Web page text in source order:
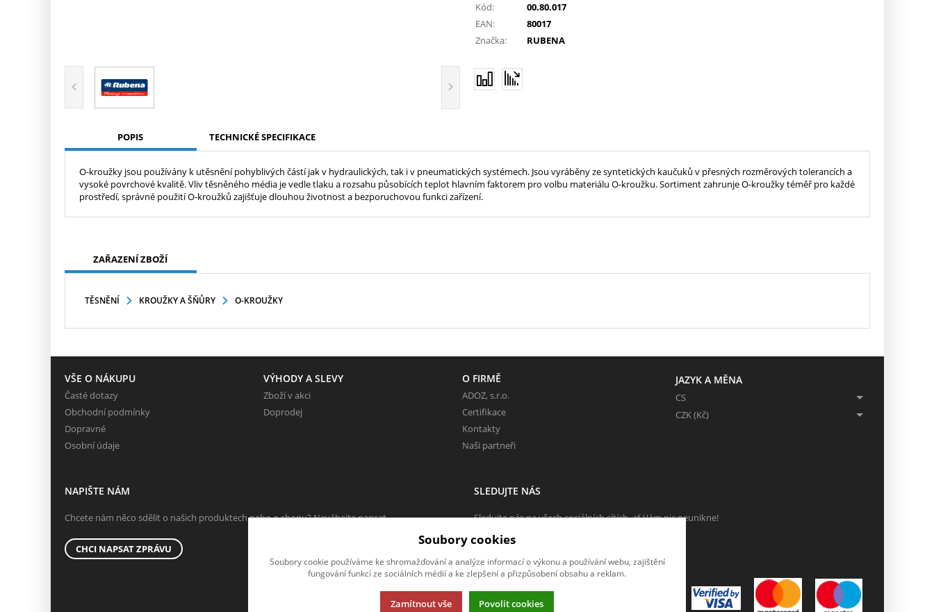
Kód:
00.80.017
EAN:
80017
Značka:
RUBENA
POPIS TECHNICKÉ SPECIFIKACE
O-kroužky jsou používány k utěsnění pohyblivých částí jak v hydraulických, tak i v pneumatických systémech. Jsou vyráběny ze syntetických kaučuků v přesných rozměrových tolerancích a
vysoké povrchové kvalitě. Vliv těsněného média je vedle tlaku a rozsahu působících teplot hlavním faktorem pro volbu materiálu O-kroužku. Sortiment zahrunje O-kroužky téměř pro každé
prostředí, správné použití O-kroužků zajišťuje dlouhou životnost a bezporuchovou funkci zařízení.
ZAŘAZENÍ ZBOŽÍ
TĚSNĚNÍ KROUŽKY A ŠŇŮRY O-KROUŽKY
VŠE O NÁKUPU
Časté dotazy
Obchodní podmínky
Dopravné
Osobní údaje
VÝHODY A SLEVY
Zboží v akci
Doprodej
O FIRMĚ
ADOZ, s.r.o.
Certifikace
Kontakty
Naši partneři
JAZYK A MĚNA
CS
CZK (Kč)
NAPIŠTE NÁM
Chcete nám něco sdělit o našich produktech nebo e-shopu? Neváhejte napsat.
CHCI NAPSAT ZPRÁVU
SLEDUJTE NÁS
Sledujte nás na všech sociálních sítích, ať Vám nic neunikne!
Soubory cookies
Soubory cookie používáme ke shromažďování a analýze informací o výkonu a používání webu, zajištění
fungování funkcí ze sociálních médií a ke zlepšení a přizpůsobení obsahu a reklam.
Zamítnout vše Povolit cookies